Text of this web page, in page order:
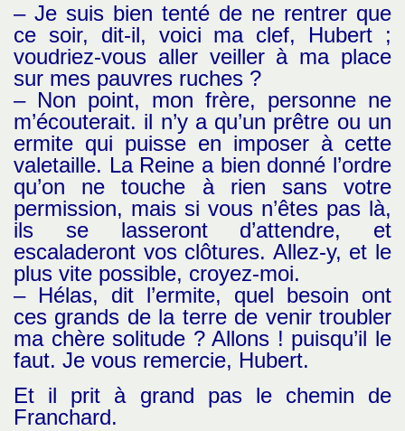
– Je suis bien tenté de ne rentrer que
ce soir, dit-il, voici ma clef, Hubert ;
voudriez-vous aller veiller à ma place
sur mes pauvres ruches ?
– Non point, mon frère, personne ne
m’écouterait. il n’y a qu’un prêtre ou un
ermite qui puisse en imposer à cette
valetaille. La Reine a bien donné l’ordre
qu’on ne touche à rien sans votre
permission, mais si vous n’êtes pas là,
ils se lasseront d’attendre, et
escaladeront vos clôtures. Allez-y, et le
plus vite possible, croyez-moi.
– Hélas, dit l’ermite, quel besoin ont
ces grands de la terre de venir troubler
ma chère solitude ? Allons ! puisqu’il le
faut. Je vous remercie, Hubert.
Et il prit à grand pas le chemin de
Franchard.